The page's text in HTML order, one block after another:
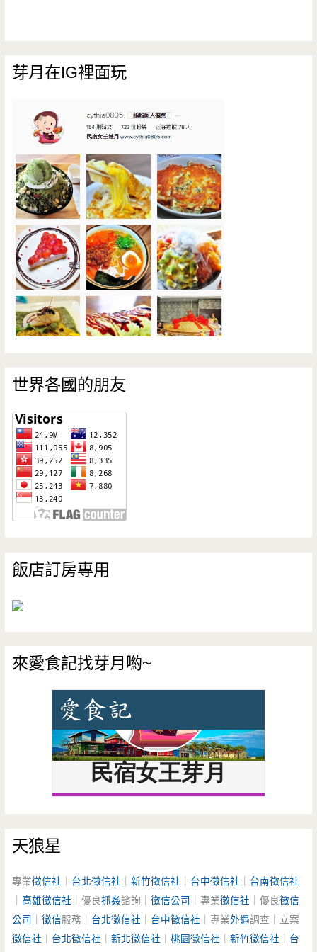
芽月在IG裡面玩
世界各國的朋友
飯店訂房專用
來愛食記找芽月喲~
天狼星
專業徵信社 台北徵信社 ｜新竹徵信社 台中徵信社
台南徵信社
｜高雄徵信社 ｜優良抓姦諮詢｜徵信公司 ｜專業徵信社 ｜優良徵信
公司 ｜徵信服務｜ 台北徵信社 台中徵信社 ｜專業外遇調查｜立案
徵信社
台北徵信社 ｜新北徵信社 ｜桃園徵信社 ｜新竹徵信社
台